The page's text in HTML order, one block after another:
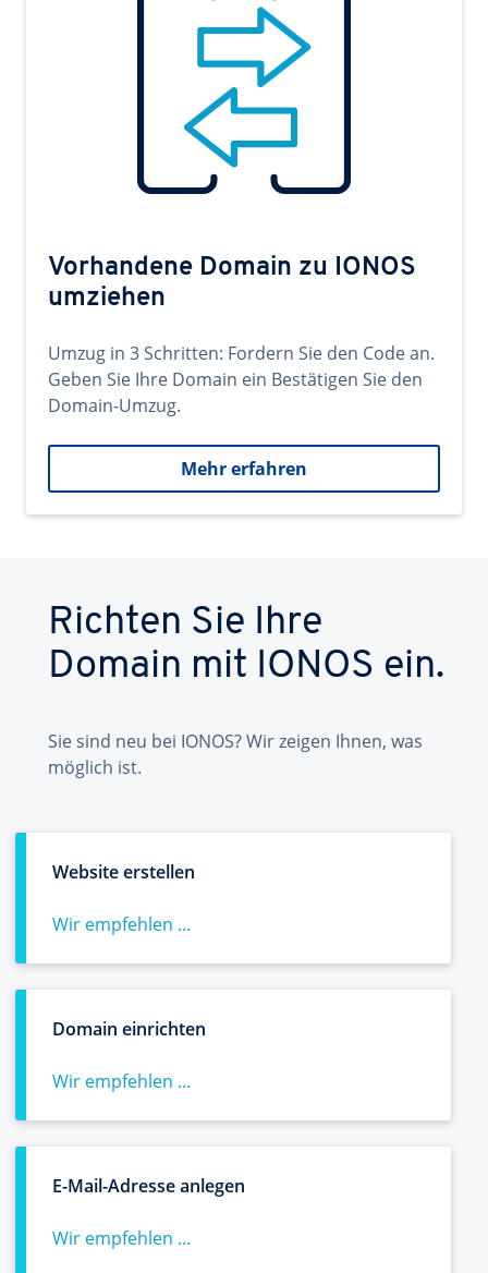
Vorhandene Domain zu IONOS
umziehen
Umzug in 3 Schritten: Fordern Sie den Code an.
Geben Sie Ihre Domain ein Bestätigen Sie den
Domain-Umzug.
Mehr erfahren
Richten Sie Ihre
Domain mit IONOS ein.
Sie sind neu bei IONOS? Wir zeigen Ihnen, was
möglich ist.
Website erstellen
Wir empfehlen ...
Domain einrichten
Wir empfehlen ...
E-Mail-Adresse anlegen
Wir empfehlen ...